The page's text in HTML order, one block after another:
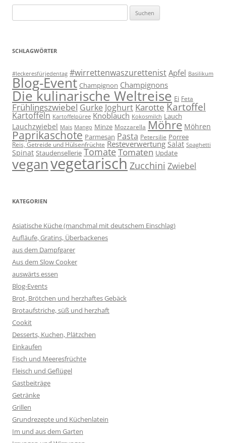
nach:
SCHLAGWÖRTER
#leckeresfürjedentag #wirrettenwaszurettenist Apfel Basilikum
Blog-Event Champignon Champignons
Die kulinarische Weltreise Ei Feta
Frühlingszwiebel Gurke Joghurt Karotte Kartoffel
Kartoffeln Kartoffelpüree Knoblauch Kokosmilch Lauch
Lauchzwiebel Mais Mango Minze Mozzarella Möhre Möhren
Paprikaschote Parmesan Pasta Petersilie Porree
Reis, Getreide und Hülsenfrüchte Resteverwertung Salat Spaghetti
Spinat Staudensellerie TomateTomaten Update
veganvegetarisch Zucchini Zwiebel
KATEGORIEN
Asiatische Küche (manchmal mit deutschem Einschlag)
Aufläufe, Gratins, Überbackenes
aus dem Dampfgarer
Aus dem Slow Cooker
auswärts essen
Blog-Events
Brot, Brötchen und herzhaftes Gebäck
Brotaufstriche, süß und herzhaft
Cookit
Desserts, Kuchen, Plätzchen
Einkaufen
Fisch und Meeresfrüchte
Fleisch und Geflügel
Gastbeiträge
Getränke
Grillen
Grundrezepte und Küchenlatein
Im und aus dem Garten